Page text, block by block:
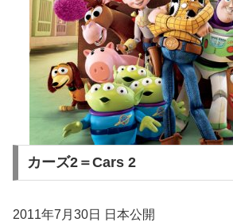
カーズ2＝Cars 2
2011年7月30日 日本公開